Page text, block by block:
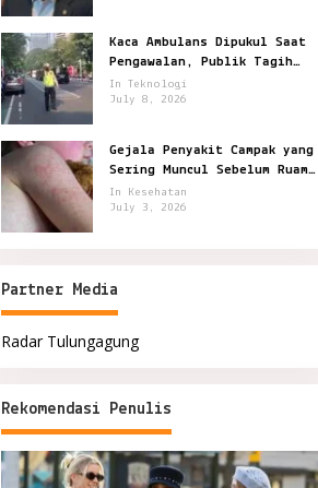
Kaca Ambulans Dipukul Saat
Pengawalan, Publik Tagih
Jawaban Polisi
In Teknologi
July 8, 2026
Gejala Penyakit Campak yang
Sering Muncul Sebelum Ruam
Terlihat
In Kesehatan
July 3, 2026
Partner Media
Radar Tulungagung
Rekomendasi Penulis